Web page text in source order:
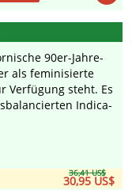
90er-Jahre-
als feminisierte
Verfügung steht. Es
Indica-
36,41 US$
30,95 US$